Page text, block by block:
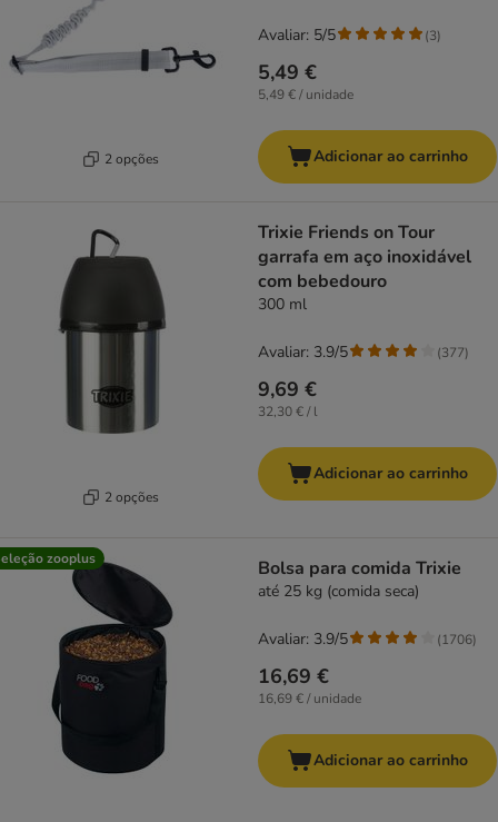
2 opções
5,49 €
5,49 € / unidade
Avaliar: 5/5 (3)
Adicionar ao carrinho
2 opções
Trixie Friends on Tour
garrafa em aço inoxidável
com bebedouro
300 ml
9,69 €
32,30 € / l
Avaliar: 3.9/5 (377)
Adicionar ao carrinho
zooplus Bolsa para comida Trixie
até 25 kg (comida seca)
16,69 €
16,69 € / unidade
Avaliar: 3.9/5 (1706)
Adicionar ao carrinho